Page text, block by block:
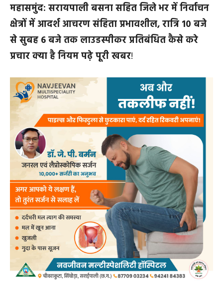
महासमुंद: सरायपाली बसना सहित जिले भर में निर्वाचन
क्षेत्रों में आदर्श आचरण संहिता प्रभावशील, रात्रि 10 बजे
से सुबह 6 बजे तक लाउडस्पीकर प्रतिबंधित कैसे करे
प्रचार क्या है नियम पढ़े पूरी खबर!